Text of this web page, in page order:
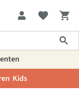
Kids